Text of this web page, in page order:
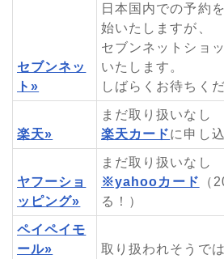
セブンネッ
ト»
日本国内での予約
始いたしますが、
セブンネットショ
いたします。
しばらくお待ちくだ
楽天»
まだ取り扱いなし
楽天カードに申し
ヤフーショ
ッピング»
まだ取り扱いなし
※yahooカード （
る！）
ペイペイモ
ール»
取り扱われそうで